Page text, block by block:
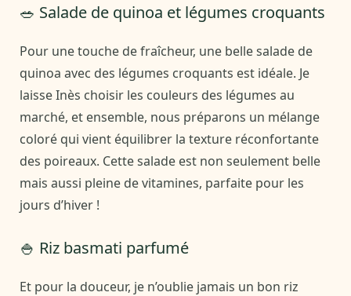
🥗 Salade de quinoa et légumes croquants
Pour une touche de fraîcheur, une belle salade de
quinoa avec des légumes croquants est idéale. Je
laisse Inès choisir les couleurs des légumes au
marché, et ensemble, nous préparons un mélange
coloré qui vient équilibrer la texture réconfortante
des poireaux. Cette salade est non seulement belle
mais aussi pleine de vitamines, parfaite pour les
jours d’hiver !
🍚 Riz basmati parfumé
Et pour la douceur, je n’oublie jamais un bon riz